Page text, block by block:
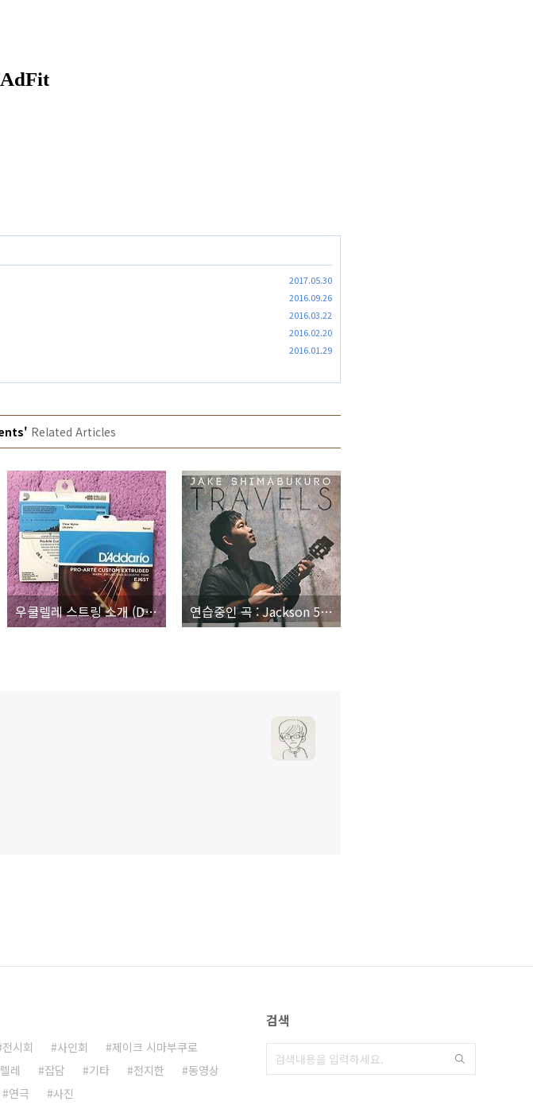
2017.05.30
2016.09.26
2016.03.22
2016.02.20
2016.01.29
Related Articles
우쿨렐레 스트링 소개 (D'Addario Pro-Arte EJ65T) 연습중인 곡 : Jackson 5 - I'll Be There (Jake Shimabukuro ver.)
전시회 사인회
제이크 시마부쿠로
레 잡담 기타 전지한
동영상
연극
사진
검색